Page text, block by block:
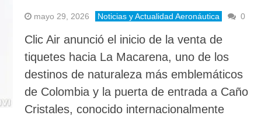
mayo 29, 2026 Noticias y Actualidad Aeronáutica 0
Clic Air anunció el inicio de la venta de
tiquetes hacia La Macarena, uno de los
destinos de naturaleza más emblemáticos
de Colombia y la puerta de entrada a Caño
Cristales, conocido internacionalmente